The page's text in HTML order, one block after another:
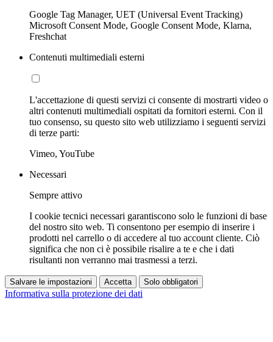
Google Tag Manager, UET (Universal Event Tracking)
Microsoft Consent Mode, Google Consent Mode, Klarna,
Freshchat
Contenuti multimediali esterni
L'accettazione di questi servizi ci consente di mostrarti video o
altri contenuti multimediali ospitati da fornitori esterni. Con il
tuo consenso, su questo sito web utilizziamo i seguenti servizi
di terze parti:
Vimeo, YouTube
Necessari
Sempre attivo
I cookie tecnici necessari garantiscono solo le funzioni di base
del nostro sito web. Ti consentono per esempio di inserire i
prodotti nel carrello o di accedere al tuo account cliente. Ciò
significa che non ci è possibile risalire a te e che i dati
risultanti non verranno mai trasmessi a terzi.
Salvare le impostazioni Accetta Solo obbligatori
Informativa sulla protezione dei dati